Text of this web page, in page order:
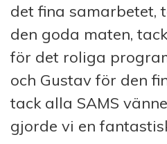
det fina samarbetet,
den goda maten,
för det roliga
och Gustav för den
tack alla SAMS
gjorde vi en